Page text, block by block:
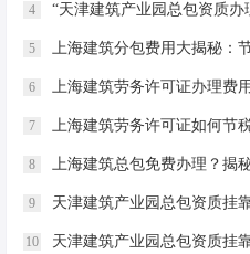
4 “天津建筑产业园总包资质办理”轻松get，关键
5 上海建筑分包费用大揭秘：节税攻略与股
6 上海建筑劳务许可证办理费用揭秘，省钱有妙
7 上海建筑劳务许可证如何节税上
8 上海建筑总包免费办理？揭秘节税高
9 天津建筑产业园总包资质挂靠的那些
10 天津建筑产业园总包资质挂靠的那些